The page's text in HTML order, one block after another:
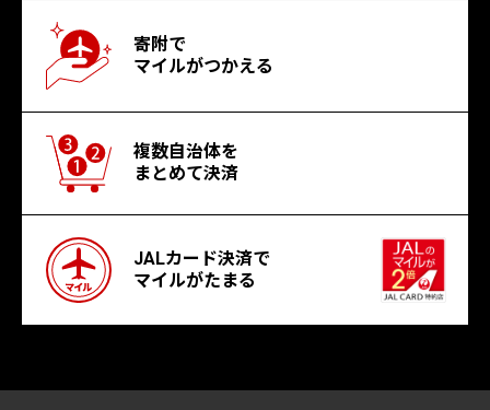
寄附で
マイルがつかえる
複数自治体を
まとめて決済
JALカード決済で
マイルがたまる